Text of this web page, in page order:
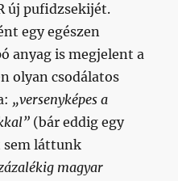
új pufidzsekijét.
egy egészen
anyag is megjelent a
olyan csodálatos
„versenyképes a
(bár eddig egy
sem láttunk
magyar